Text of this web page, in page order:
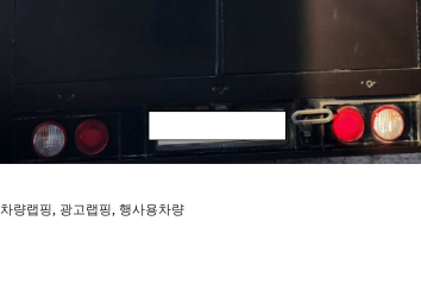
차량랩핑 광고랩핑 행사용차량